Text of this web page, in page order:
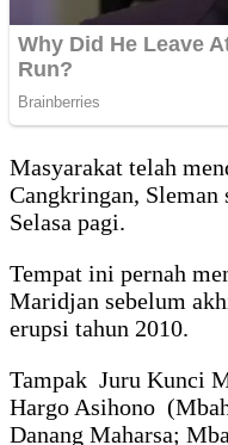
Masyarakat telah
Cangkringan, Sleman
Selasa pagi.
Tempat ini pernah
Maridjan sebelum
erupsi tahun 2010.
Tampak Juru Kunci
Hargo Asihono
Danang Maharsa;